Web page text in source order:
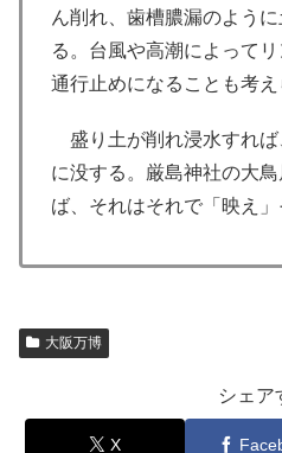
ん削れ、歯槽膿漏のよう
る。台風や高潮によって
通行止めになることも考え
盛り土が削れ浸水すれば
に没する。厳島神社の大
ば、それはそれで「映え
大阪万博
シェア
X